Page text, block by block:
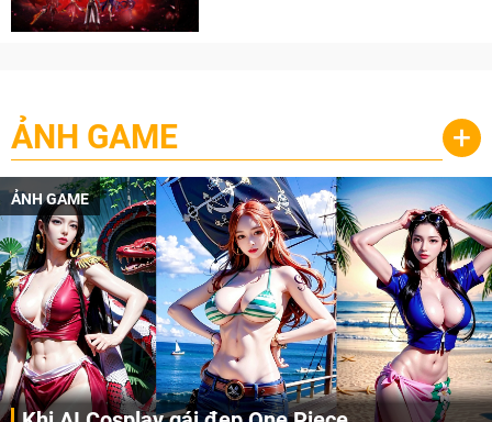
ẢNH GAME +
ẢNH GAME